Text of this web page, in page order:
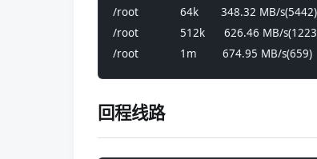
/root             64k       348.32 MB/
/root             512k      626.46 MB/
/root             1m        674.95 MB/s(659)
回程线路